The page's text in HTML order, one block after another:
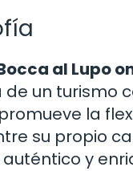
al Lupo
de un turismo
la
su propio
y